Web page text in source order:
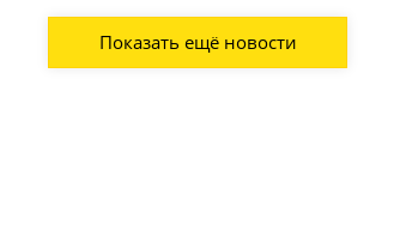
Показать ещё новости